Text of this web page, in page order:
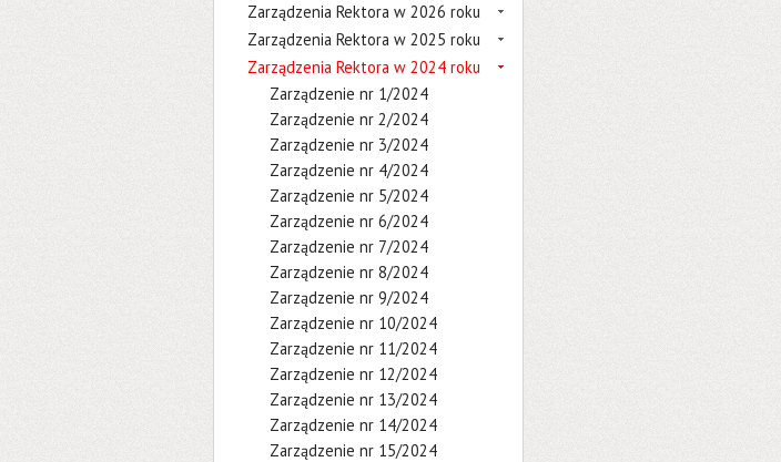
Zarządzenia Rektora w 2026 roku
Zarządzenia Rektora w 2025 roku
Zarządzenia Rektora w 2024 roku
Zarządzenie nr 1/2024
Zarządzenie nr 2/2024
Zarządzenie nr 3/2024
Zarządzenie nr 4/2024
Zarządzenie nr 5/2024
Zarządzenie nr 6/2024
Zarządzenie nr 7/2024
Zarządzenie nr 8/2024
Zarządzenie nr 9/2024
Zarządzenie nr 10/2024
Zarządzenie nr 11/2024
Zarządzenie nr 12/2024
Zarządzenie nr 13/2024
Zarządzenie nr 14/2024
Zarządzenie nr 15/2024